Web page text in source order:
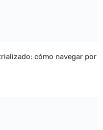
cómo navegar por